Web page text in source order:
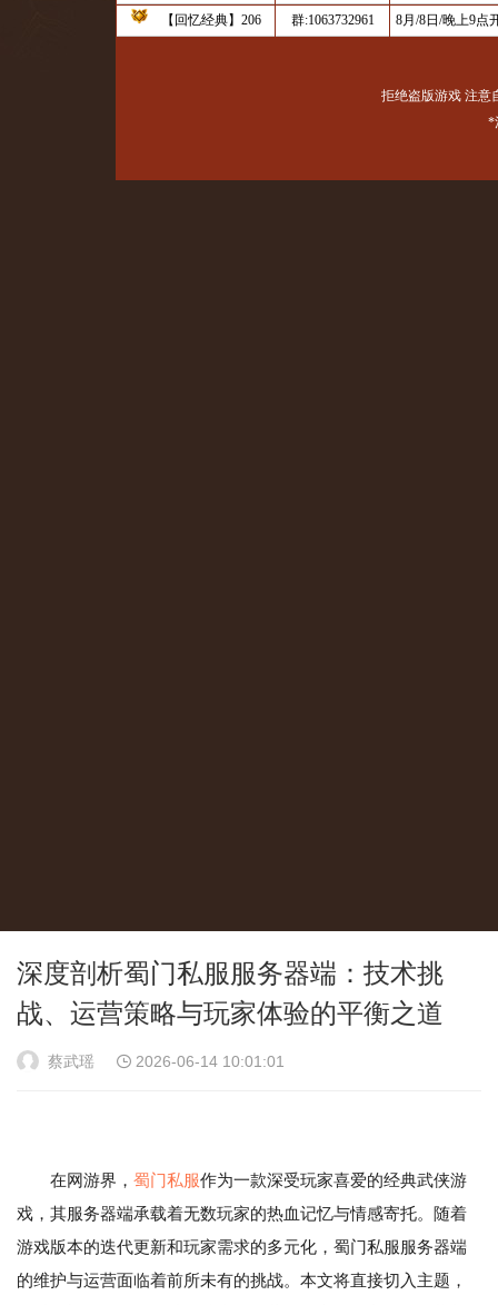
深度剖析蜀门私服服务器端：技术挑
战、运营策略与玩家体验的平衡之道
蔡武瑶 2026-06-14 10:01:01
在网游界， 蜀门私服作为一款深受玩家喜爱的经典武侠游
戏，其服务器端承载着无数玩家的热血记忆与情感寄托。随着
游戏版本的迭代更新和玩家需求的多元化，蜀门私服服务器端
的维护与运营面临着前所未有的挑战。本文将直接切入主题，